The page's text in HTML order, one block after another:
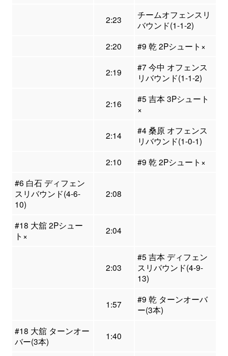
2:23
チームオフェンスリ
バウンド(1-1-2)
2:20
#9 乾 2Pシュート×
2:19
#7 今中 オフェンス
リバウンド(1-1-2)
2:16
#5 吉本 3Pシュート
×
2:14
#4 桑原 オフェンス
リバウンド(1-0-1)
2:10
#9 乾 2Pシュート×
#6 白石 ディフェン
スリバウンド(4-6-
10)
2:08
#18 大舘 2Pシュー
ト×
2:04
2:03
#5 吉本 ディフェン
スリバウンド(4-9-
13)
1:57
#9 乾 ターンオーバ
ー(3本)
#18 大舘 ターンオー
バー(3本)
1:40